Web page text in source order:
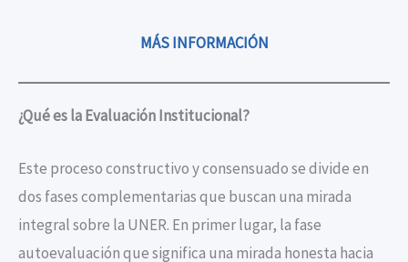
MÁS INFORMACIÓN
¿Qué es la Evaluación Institucional?
Este proceso constructivo y consensuado se divide en
dos fases complementarias que buscan una mirada
integral sobre la UNER. En primer lugar, la fase
autoevaluación que significa una mirada honesta hacia